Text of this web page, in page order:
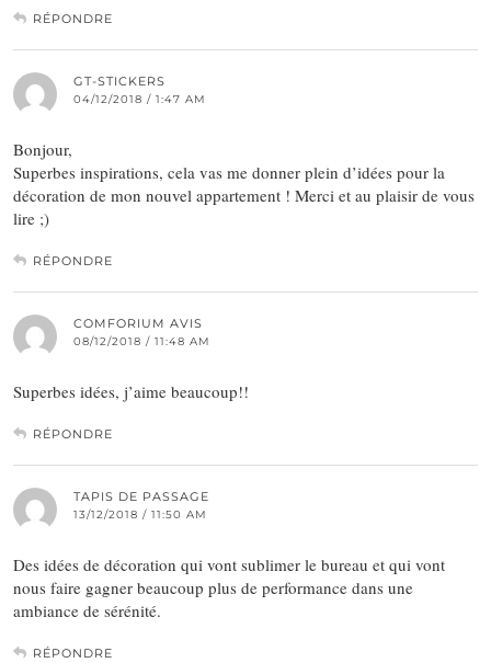
RÉPONDRE
GT-STICKERS
04/12/2018 / 1:47 AM
Bonjour,
Superbes inspirations, cela vas me donner plein d’idées pour la
décoration de mon nouvel appartement ! Merci et au plaisir de vous
lire ;)
RÉPONDRE
COMFORIUM AVIS
08/12/2018 / 11:48 AM
Superbes idées, j’aime beaucoup!!
RÉPONDRE
TAPIS DE PASSAGE
13/12/2018 / 11:50 AM
Des idées de décoration qui vont sublimer le bureau et qui vont
nous faire gagner beaucoup plus de performance dans une
ambiance de sérénité.
RÉPONDRE